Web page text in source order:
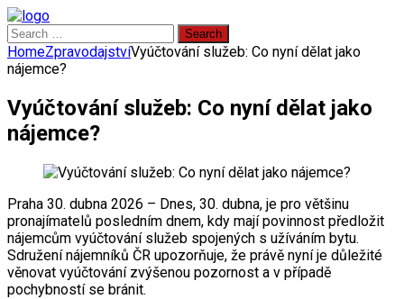
Search
for:
HomeZpravodajstvíVyúčtování služeb: Co nyní dělat jako
nájemce?
Vyúčtování služeb: Co nyní dělat jako
nájemce?
Praha 30. dubna 2026 – Dnes, 30. dubna, je pro většinu
pronajímatelů posledním dnem, kdy mají povinnost předložit
nájemcům vyúčtování služeb spojených s užíváním bytu.
Sdružení nájemníků ČR upozorňuje, že právě nyní je důležité
věnovat vyúčtování zvýšenou pozornost a v případě
pochybností se bránit.